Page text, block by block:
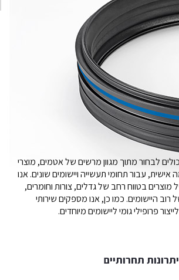
לבחור מתוך מגוון מרשים של אטמים, מוצרי
עבור תחומי תעשייה ויישומים שונים. אנו
מוצרים בטווח רחב של גדלים, צורות וחומרים,
רוב היישומים. כמו כן, אנו מספקים שירותי
פרופילי גומי ליישומים מיוחדים.
תחרותיים